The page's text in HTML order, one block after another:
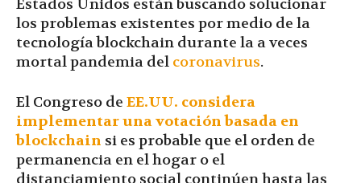
Estados Unidos están buscando solucionar
los problemas existentes por medio de la
tecnología blockchain durante la a veces
mortal pandemia del coronavirus.
El Congreso de EE.UU. considera
implementar una votación basada en
blockchain si es probable que el orden de
permanencia en el hogar o el